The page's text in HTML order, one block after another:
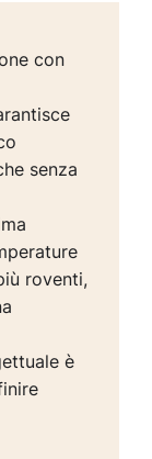
con
senza
roventi,
è